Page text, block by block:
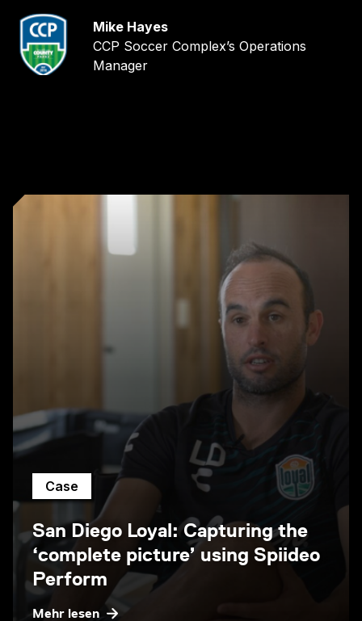
Mike Hayes
CCP Soccer Complex’s Operations
Manager
Case
San Diego Loyal: Capturing the
‘complete picture’ using Spiideo
Perform
Mehr lesen